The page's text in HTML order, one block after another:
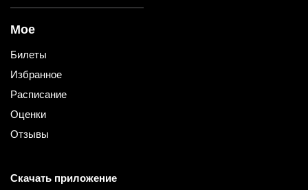
Мое
Билеты
Избранное
Расписание
Оценки
Отзывы
Скачать приложение